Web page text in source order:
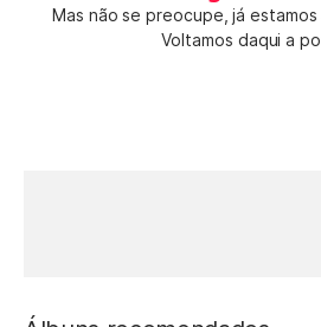
Mas não se preocupe, já
Voltamos daqui a